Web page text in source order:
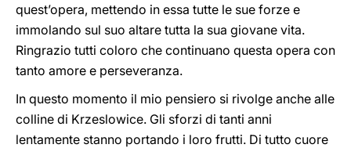
quest’opera, mettendo in essa tutte le sue forze e
immolando sul suo altare tutta la sua giovane vita.
Ringrazio tutti coloro che continuano questa opera con
tanto amore e perseveranza.
In questo momento il mio pensiero si rivolge anche alle
colline di Krzeslowice. Gli sforzi di tanti anni
lentamente stanno portando i loro frutti. Di tutto cuore